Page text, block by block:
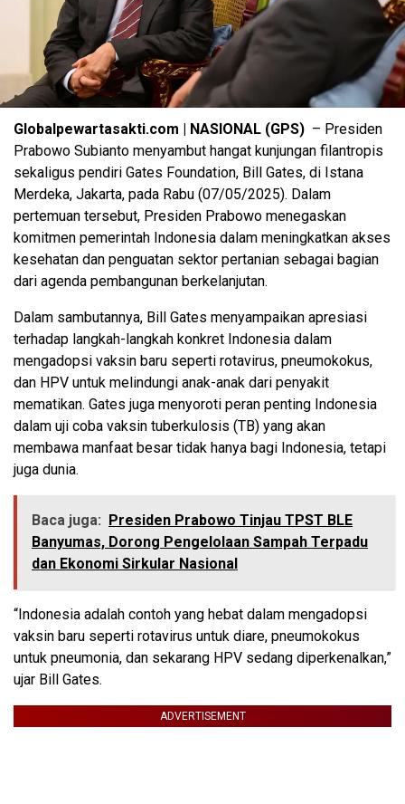
Globalpewartasakti.com | NASIONAL (GPS) – Presiden
Prabowo Subianto menyambut hangat kunjungan filantropis
sekaligus pendiri Gates Foundation, Bill Gates, di Istana
Merdeka, Jakarta, pada Rabu (07/05/2025). Dalam
pertemuan tersebut, Presiden Prabowo menegaskan
komitmen pemerintah Indonesia dalam meningkatkan akses
kesehatan dan penguatan sektor pertanian sebagai bagian
dari agenda pembangunan berkelanjutan.
Dalam sambutannya, Bill Gates menyampaikan apresiasi
terhadap langkah-langkah konkret Indonesia dalam
mengadopsi vaksin baru seperti rotavirus, pneumokokus,
dan HPV untuk melindungi anak-anak dari penyakit
mematikan. Gates juga menyoroti peran penting Indonesia
dalam uji coba vaksin tuberkulosis (TB) yang akan
membawa manfaat besar tidak hanya bagi Indonesia, tetapi
juga dunia.
Baca juga: Presiden Prabowo Tinjau TPST BLE
Banyumas, Dorong Pengelolaan Sampah Terpadu
dan Ekonomi Sirkular Nasional
“Indonesia adalah contoh yang hebat dalam mengadopsi
vaksin baru seperti rotavirus untuk diare, pneumokokus
untuk pneumonia, dan sekarang HPV sedang diperkenalkan,”
ujar Bill Gates.
ADVERTISEMENT